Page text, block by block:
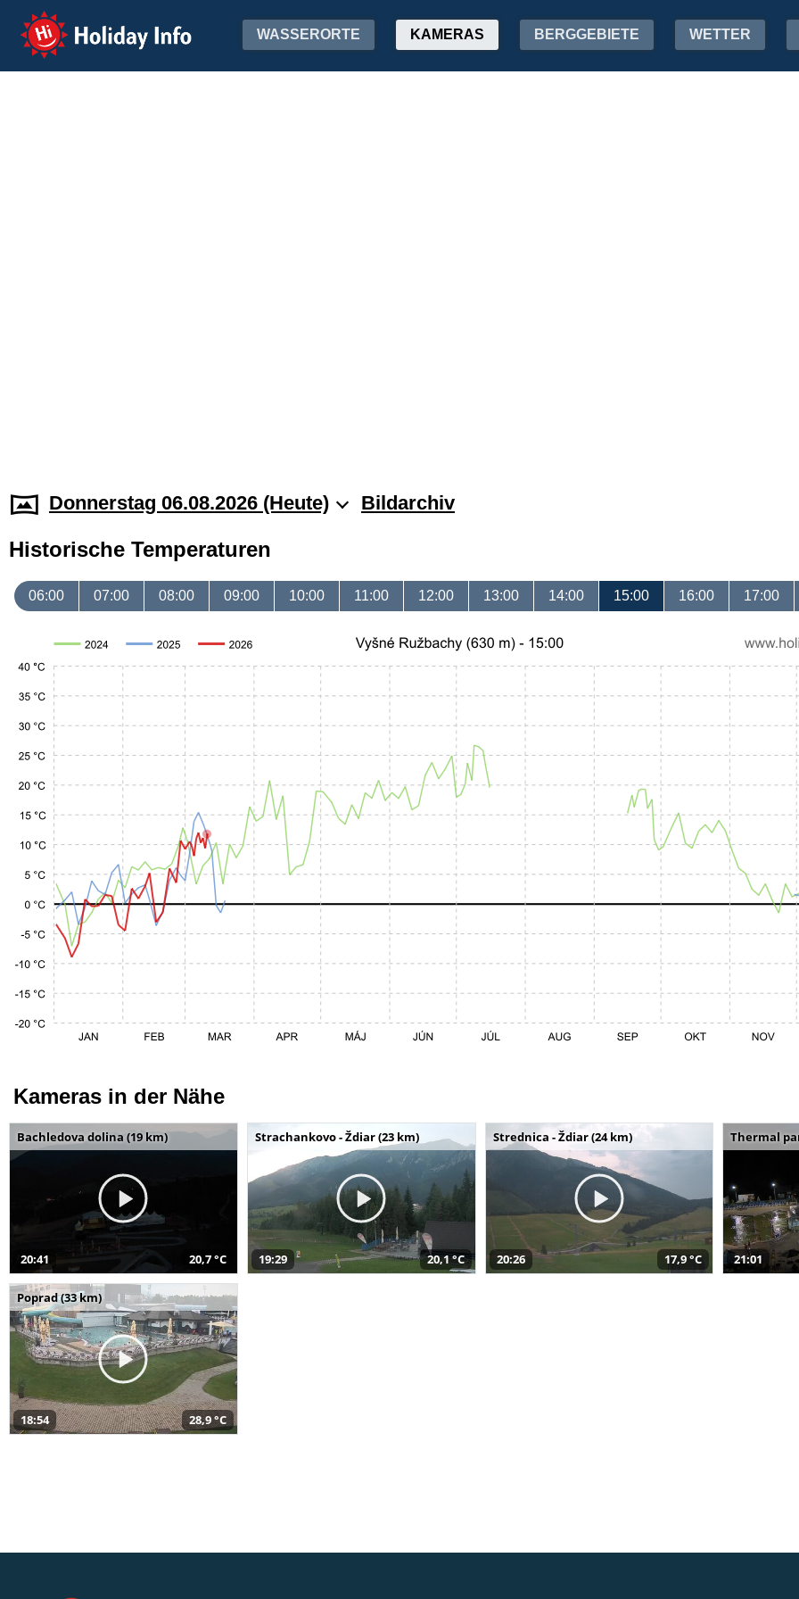
Holiday Info WASSERORTE KAMERAS BERGGEBIETE WETTER
Donnerstag 06.08.2026 (Heute) Bildarchiv
Historische Temperaturen
06:00 07:00 08:00 09:00 10:00 11:00 12:00 13:00 14:00 15:00 16:00 17:00
Kameras in der Nähe
Bachledova dolina (19 km)
20:41 20,7 °C
Strachankovo - Ždiar (23 km)
19:29 20,1 °C
Strednica - Ždiar (24 km)
20:26 17,9 °C
Thermal
21:01
Poprad (33 km)
18:54 28,9 °C